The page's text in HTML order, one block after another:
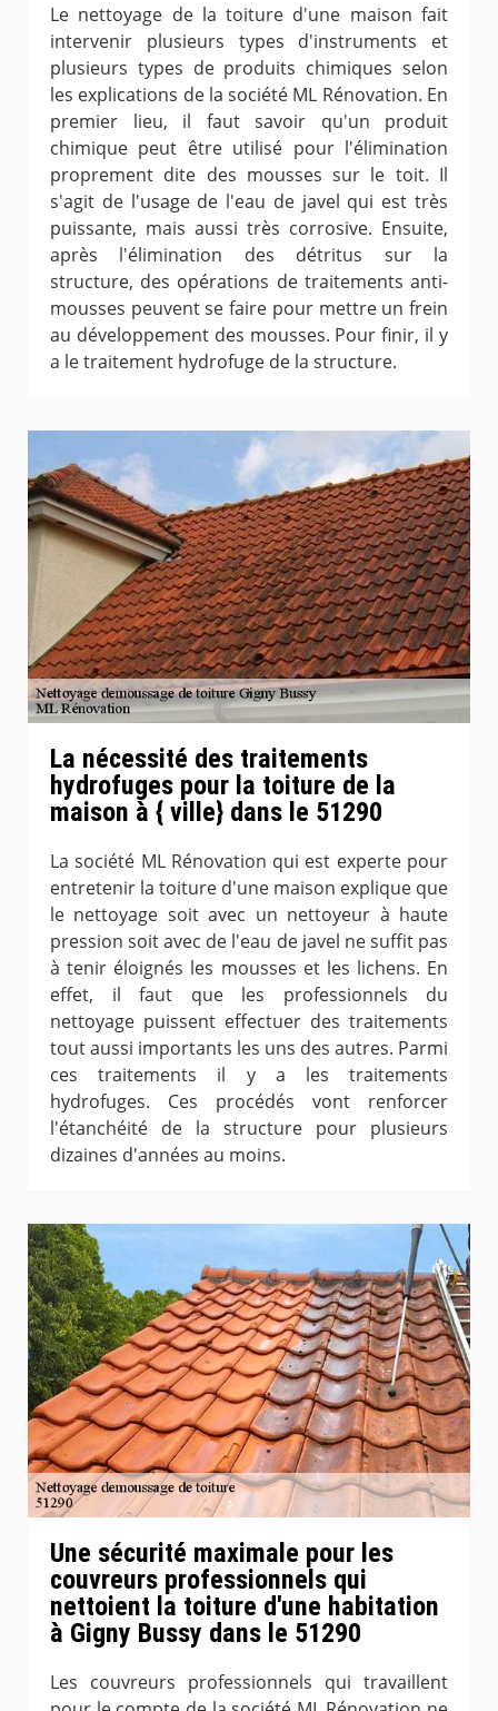
Le nettoyage de la toiture d'une maison fait
intervenir plusieurs types d'instruments et
plusieurs types de produits chimiques selon
les explications de la société ML Rénovation. En
premier lieu, il faut savoir qu'un produit
chimique peut être utilisé pour l'élimination
proprement dite des mousses sur le toit. Il
s'agit de l'usage de l'eau de javel qui est très
puissante, mais aussi très corrosive. Ensuite,
après l'élimination des détritus sur la
structure, des opérations de traitements anti-
mousses peuvent se faire pour mettre un frein
au développement des mousses. Pour finir, il y
a le traitement hydrofuge de la structure.
La nécessité des traitements
hydrofuges pour la toiture de la
maison à { ville} dans le 51290
La société ML Rénovation qui est experte pour
entretenir la toiture d'une maison explique que
le nettoyage soit avec un nettoyeur à haute
pression soit avec de l'eau de javel ne suffit pas
à tenir éloignés les mousses et les lichens. En
effet, il faut que les professionnels du
nettoyage puissent effectuer des traitements
tout aussi importants les uns des autres. Parmi
ces traitements il y a les traitements
hydrofuges. Ces procédés vont renforcer
l'étanchéité de la structure pour plusieurs
dizaines d'années au moins.
Une sécurité maximale pour les
couvreurs professionnels qui
nettoient la toiture d'une habitation
à Gigny Bussy dans le 51290
Les couvreurs professionnels qui travaillent